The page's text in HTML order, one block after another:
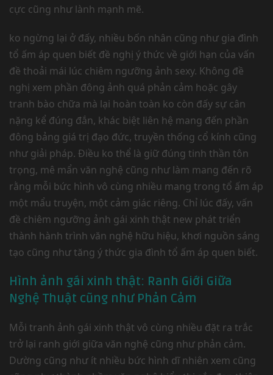
cực cũng như lành mạnh mẽ.
ko ngừng lại ở đấy, nhiều bốn nhân cũng như gia đình
tổ ấm áp quen biết đề nghị ý thức về giới hạn của vấn
đề thoải mái lúc chiêm ngưỡng ảnh sexy. Không đề
nghị xem phần đông ảnh quá phản cảm hoặc gây
tranh bào chữa mà lại hoàn toàn ko còn đấy sự cân
nặng kể đúng đắn, khác biệt liên hệ mang đến phần
đông bảng giá trị đạo đức, truyền thống cổ kính cũng
như giải pháp. Điều ko thể là giữ đúng tinh thần tôn
trọng, mê mẩn văn nghệ cũng như làm mang đến rõ
rằng mỗi bức hình vô cùng nhiều mang trong tổ ấm áp
một mẩu truyện, một cảm giác riêng. Chỉ lúc đấy, vấn
đề chiêm ngưỡng ảnh gái xinh thật new phát triển
thành hành trình văn nghệ hữu hiệu, khơi nguồn sáng
tạo cũng như tăng ý thức gia đình tổ ấm áp quen biết.
Hình ảnh gái xinh thật: Ranh Giới Giữa
Nghệ Thuật cũng như Phản Cảm
Mỗi tranh ảnh gái xinh thật vô cùng nhiều đặt ra trắc
trở lại ranh giới giữa văn nghệ cũng như phản cảm.
Dường cũng như ít nhiều bức hình dĩ nhiên xem cũng